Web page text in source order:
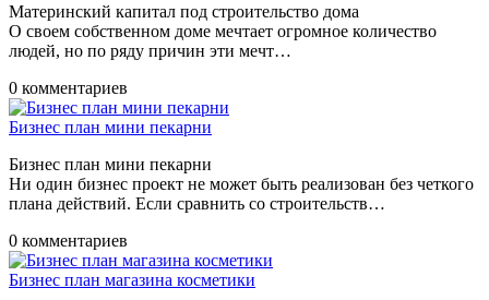
Материнский капитал под строительство дома
О своем собственном доме мечтает огромное количество
людей, но по ряду причин эти мечт…
0 комментариев
Бизнес план мини пекарни
Бизнес план мини пекарни
Ни один бизнес проект не может быть реализован без четкого
плана действий. Если сравнить со строительств…
0 комментариев
Бизнес план магазина косметики